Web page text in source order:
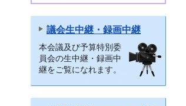
議会生中継・録画中継
本会議及び予算特別委
員会の生中継・録画中
継をご覧になれます。